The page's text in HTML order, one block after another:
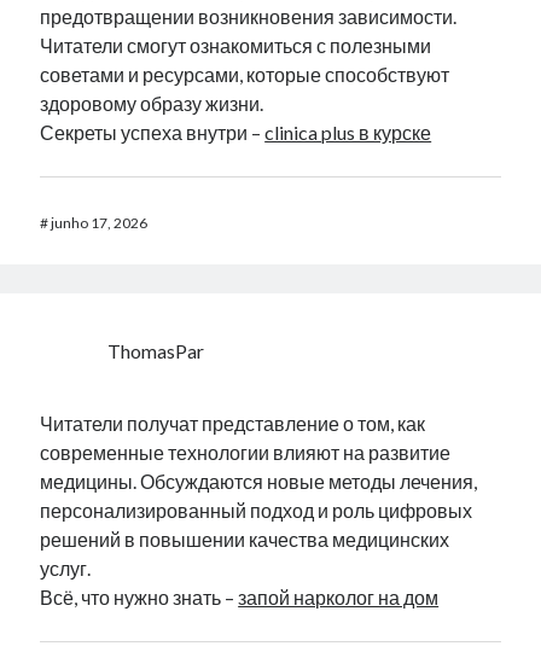
предотвращении возникновения зависимости.
Читатели смогут ознакомиться с полезными
советами и ресурсами, которые способствуют
здоровому образу жизни.
Секреты успеха внутри –clinica plus в курске
#junho 17, 2026
ThomasPar
Читатели получат представление о том, как
современные технологии влияют на развитие
медицины. Обсуждаются новые методы лечения,
персонализированный подход и роль цифровых
решений в повышении качества медицинских
услуг.
Всё, что нужно знать –запой нарколог на дом